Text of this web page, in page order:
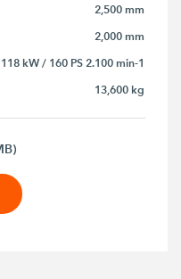
2,500 mm
2,000 mm
118 kW / 160 PS 2.100 min-1
13,600 kg